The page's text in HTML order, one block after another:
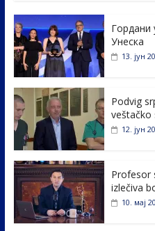
e
b
o
o
k
itt
er e
dI
Гордани
Унеска
13. јун
Podvig
veštačko
12. јун
Profesor
izlečiva
10. мај